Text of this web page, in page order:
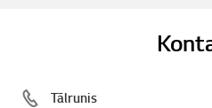
Tālrunis